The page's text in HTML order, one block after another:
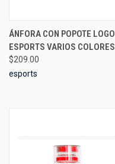
ÁNFORA CON POPOTE LOGO
ESPORTS VARIOS COLORES
$209.00
esports